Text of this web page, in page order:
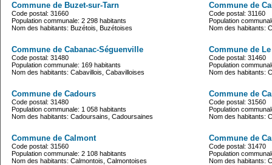
Commune de Buzet-sur-Tarn
Code postal: 31660
Population communale: 2 298 habitants
Nom des habitants: Buzétois, Buzétoises
Commune de
Code postal: 31160
Population
Nom des habitants:
Commune de Cabanac-Séguenville
Code postal: 31480
Population communale: 169 habitants
Nom des habitants: Cabavillois, Cabavilloises
Commune de
Code postal: 31460
Population
Nom des habitants:
Commune de Cadours
Code postal: 31480
Population communale: 1 058 habitants
Nom des habitants: Cadoursains, Cadoursaines
Commune de
Code postal: 31560
Population
Nom des habitants:
Commune de Calmont
Code postal: 31560
Population communale: 2 108 habitants
Nom des habitants: Calmontois, Calmontoises
Commune de
Code postal: 31470
Population
Nom des habitants: